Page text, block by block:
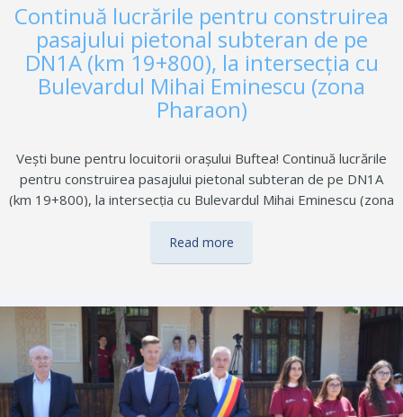
Continuă lucrările pentru construirea
pasajului pietonal subteran de pe
DN1A (km 19+800), la intersecția cu
Bulevardul Mihai Eminescu (zona
Pharaon)
Vești bune pentru locuitorii orașului Buftea! Continuă lucrările
pentru construirea pasajului pietonal subteran de pe DN1A
(km 19+800), la intersecția cu Bulevardul Mihai Eminescu (zona
traficului rutier în nordul județului Ilfov și, în același timp, va
oferi pietonilor o traversare sigură și modernă. Lucrările sunt
Pistol, efectuează vizite săptămânale pe șantier pentru a
monitoriza progresul și a se asigura că proiectul este realizat
la cele mai bune standarde. Un nou pas concret pentru un oraș
mai sigur și mai bine organizat!
Read more